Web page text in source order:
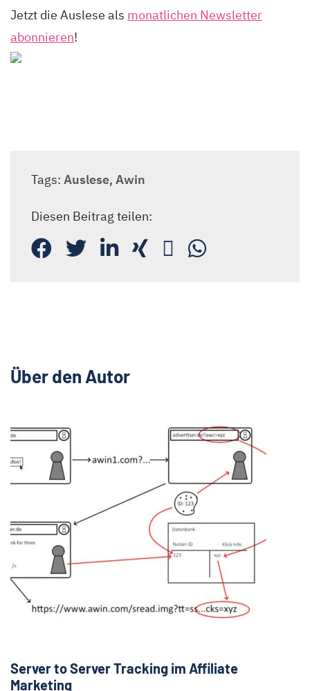
Jetzt die Auslese als monatlichen Newsletter
abonnieren!
Tags: Auslese, Awin
Diesen Beitrag teilen:
Über den Autor
Server to Server Tracking im Affiliate
Marketing